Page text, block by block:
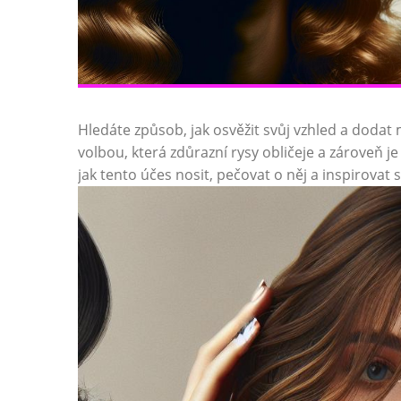
Hledáte způsob, jak osvěžit svůj vzhled a
volbou, která zdůrazní rysy obličeje a zároveň
jak tento účes nosit, pečovat o něj a inspirovat